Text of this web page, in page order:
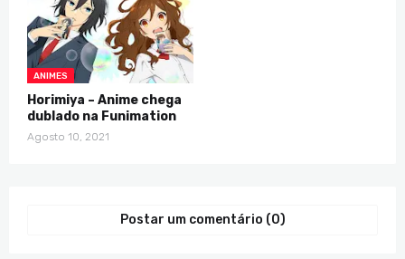
ANIMES
Horimiya – Anime chega
dublado na Funimation
Agosto 10, 2021
Postar um comentário (0)